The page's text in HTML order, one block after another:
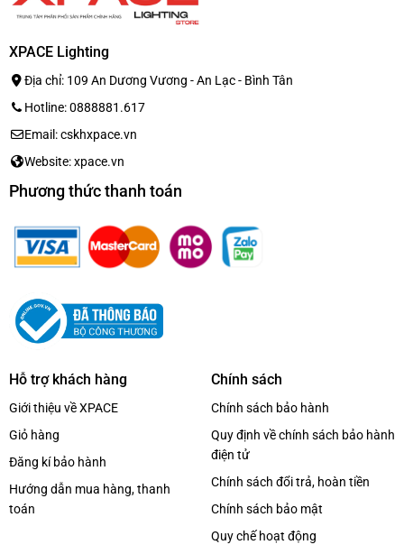
XPACE Lighting
Địa chỉ: 109 An Dương Vương - An Lạc - Bình Tân
Hotline: 0888881.617
Email: cskhxpace.vn
Website: xpace.vn
Phương thức thanh toán
Hỗ trợ khách hàng
Giới thiệu về XPACE
Giỏ hàng
Đăng kí bảo hành
Hướng dẫn mua hàng, thanh
toán
Chính sách
Chính sách bảo hành
Quy định về chính sách bảo hành
điện tử
Chính sách đổi trả, hoàn tiền
Chính sách bảo mật
Quy chế hoạt động